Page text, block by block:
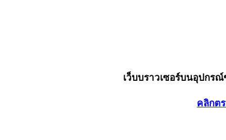
เว็บบราวเซอร์บนอุปกร
คลิกต